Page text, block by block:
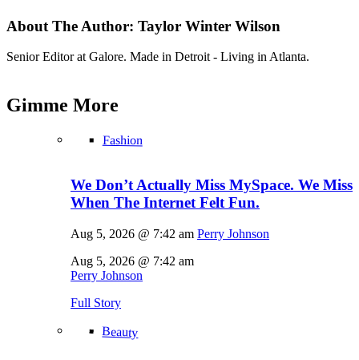
About The Author: Taylor Winter Wilson
Senior Editor at Galore. Made in Detroit - Living in Atlanta.
Gimme More
Fashion
We Don’t Actually Miss MySpace. We Miss
When The Internet Felt Fun.
Aug 5, 2026 @ 7:42 am Perry Johnson
Aug 5, 2026 @ 7:42 am
Perry Johnson
Full Story
Beauty